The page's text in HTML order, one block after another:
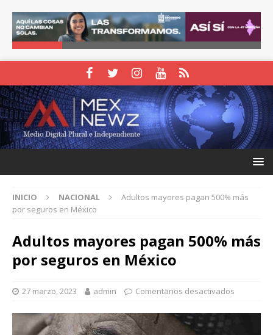
INICIO NACIONAL
Adultos mayores pagan 500% más
por seguros en México
Adultos mayores pagan 500% más
por seguros en México
27 marzo, 2023 admin Comentarios desactivados